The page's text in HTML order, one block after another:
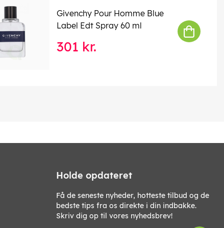
Givenchy Pour Homme Blue
Label Edt Spray 60 ml
301 kr.
Holde opdateret
Få de seneste nyheder, hotteste tilbud og de
bedste tips fra os direkte i din indbakke.
Skriv dig op til vores nyhedsbrev!